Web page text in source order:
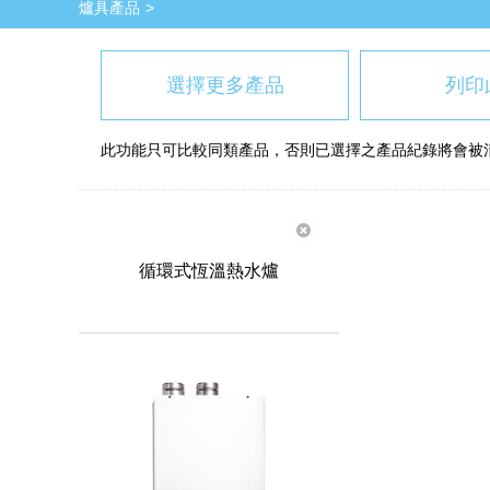
爐具產品
選擇更多產品 列印
此功能只可比較同類產品，否則已選擇之產品紀錄將會被
循環式恆溫熱水爐